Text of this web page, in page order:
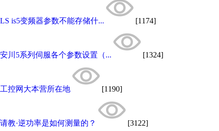
LS is5变频器参数不能存储什... [1174]
安川5系列伺服各个参数设置（... [1324]
工控网大本营所在地 [1190]
请教·逆功率是如何测量的？ [3122]